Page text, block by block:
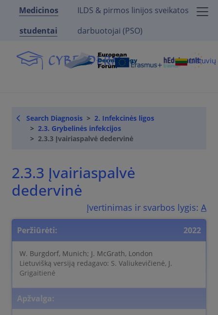
Medicinos
studentai
ILDS & pirmos linijos sveikatos
darbuotojai (PSO)
Lietuvių
Search Diagnosis
2. Infekcinės ligos
2.3. Grybelinės infekcijos
2.3.3 Įvairiaspalvė dedervinė
2.3.3 Įvairiaspalvė
dedervinė
Įvertinimas ir svarbos lygis: A
Peržiūrėti: 2022
W. Burgdorf, Munich; J. McGrath, London
Lietuvišką versiją redagavo: S. Valiukevičienė, J.
Grigaitienė
Apžvalga: